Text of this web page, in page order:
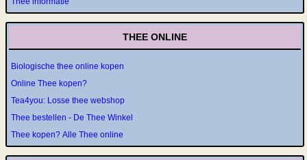
THEE ONLINE
Biologische thee online kopen
Online Thee kopen?
Tea4you: Losse thee webshop
Thee bestellen - De Thee Winkel
Thee kopen? Alle Thee online